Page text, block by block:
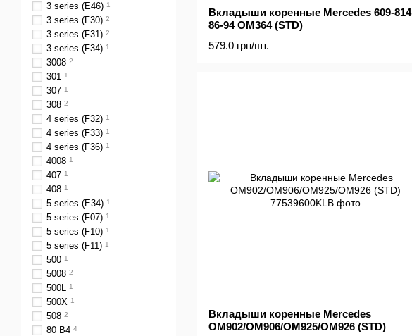
Вкладыши коренные Mercedes 609-814
86-94 OM364 (STD)
579.0 грн/шт.
Вкладыши коренные Mercedes
OM902/OM906/OM925/OM926 (STD)
3 series (E46) 1
3 series (F30) 2
3 series (F31) 2
3 series (F34) 1
3008 2
301 1
307 1
308 2
4 series (F32) 1
4 series (F33) 1
4 series (F36) 1
4008 1
407 1
408 1
5 series (E34) 1
5 series (F07) 1
5 series (F10) 1
5 series (F11) 1
500 1
5008 2
500L 1
500X 1
508 2
80 B4 4